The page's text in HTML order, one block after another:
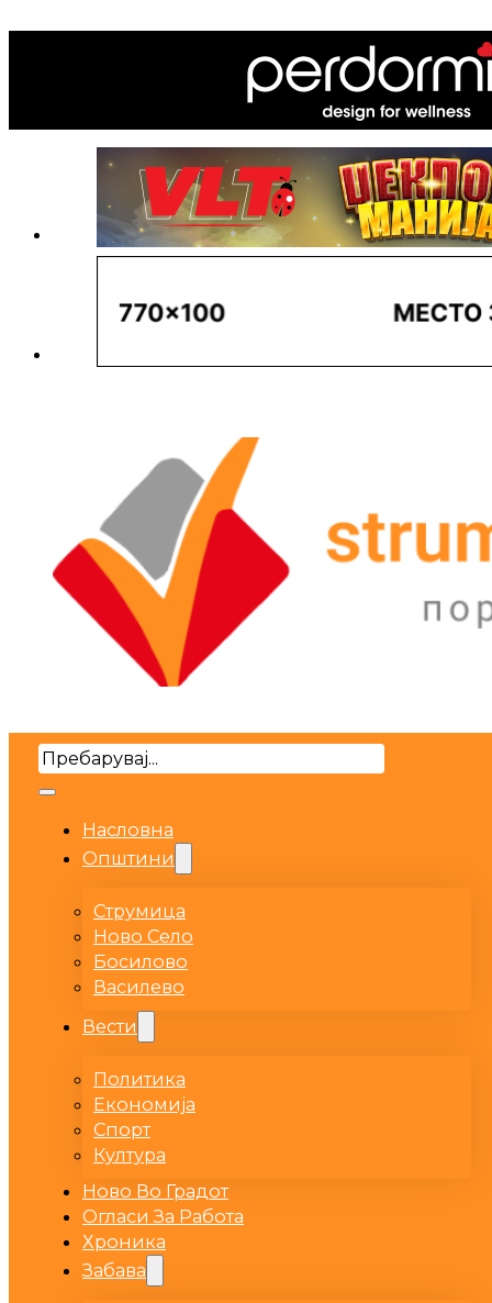
Search
Насловна
Општини
Струмица
Ново Село
Босилово
Василево
Вести
Политика
Економија
Спорт
Култура
Ново Во Градот
Огласи За Работа
Хроника
Забава